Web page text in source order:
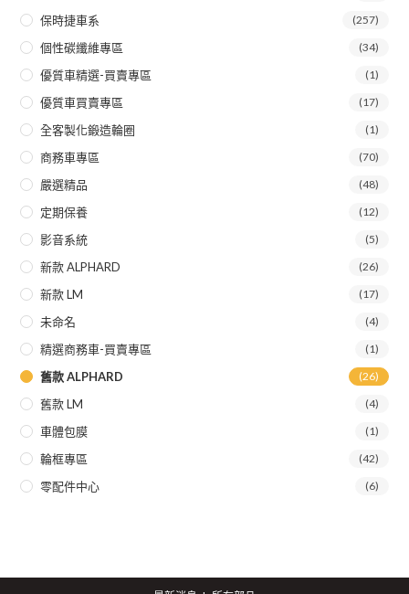
保時捷車系 (257)
個性碳纖維專區 (34)
優質車精選-買賣專區 (1)
優質車買賣專區 (17)
全客製化鍛造輪圈 (1)
商務車專區 (70)
嚴選精品 (48)
定期保養 (12)
影音系統 (5)
新款 ALPHARD (26)
新款 LM (17)
未命名 (4)
精選商務車-買賣專區 (1)
舊款 ALPHARD (26)
舊款 LM (4)
車體包膜 (1)
輪框專區 (42)
零配件中心 (6)